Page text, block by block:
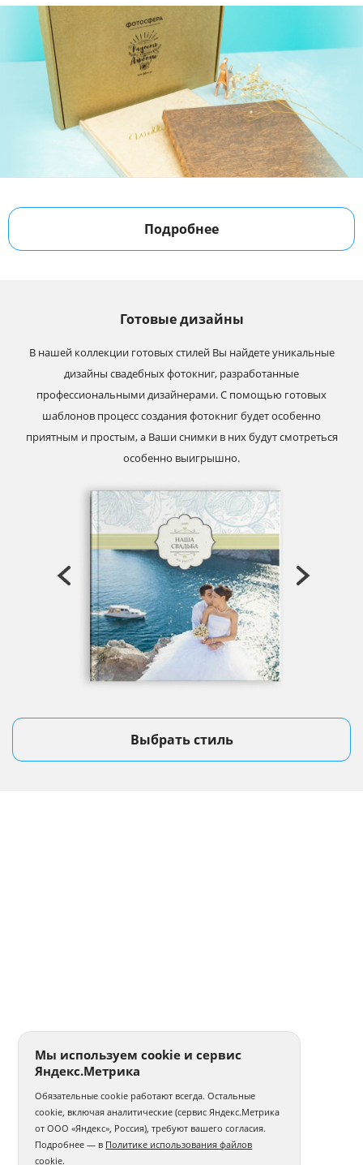
Подробнее
Готовые дизайны
В нашей коллекции готовых стилей Вы найдете уникальные
дизайны свадебных фотокниг, разработанные
профессиональными дизайнерами. С помощью готовых
шаблонов процесс создания фотокниг будет особенно
приятным и простым, а Ваши снимки в них будут смотреться
особенно выигрышно.
Выбрать стиль
Мы используем cookie и сервис
Яндекс.Метрика
Обязательные cookie работают всегда. Остальные
cookie, включая аналитические (сервис Яндекс.Метрика
от ООО «Яндекс», Россия), требуют вашего согласия.
Подробнее — в Политике использования файлов
cookie.